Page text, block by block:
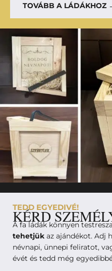
TOVÁBB A LÁDÁKHOZ
TEDD EGYEDIVÉ!
KÉRD
A fa ládák könnyen
tehetjük az ajándékot. Adj
névnapi, ünnepi feliratot,
évét és tedd még